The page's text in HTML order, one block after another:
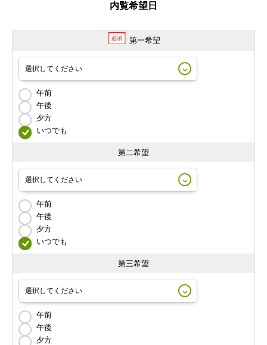
内覧希望日
必須 第一希望
午前
午後
夕方
いつでも
第二希望
午前
午後
夕方
いつでも
第三希望
午前
午後
夕方